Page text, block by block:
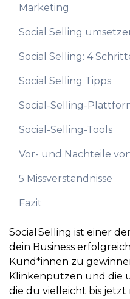
Marketing
Social Selling
Social Selling: 4
Social Selling Tipps
Social-Selling-
Social-Selling-Tools
Vor- und Nachteile
5 Missverständnisse
Fazit
Social Selling ist einer
dein Business
Kund*innen zu
Klinkenputzen und die
die du vielleicht bis